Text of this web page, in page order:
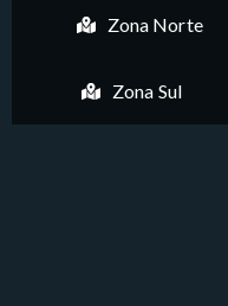
Zona Norte
Zona Sul